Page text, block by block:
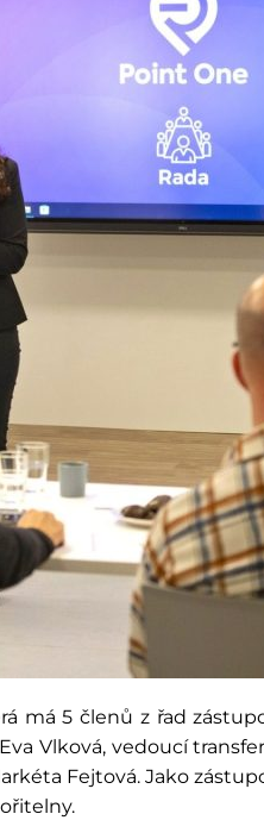
má 5 členů z řad
Vlková, vedoucí
Fejtová. Jako